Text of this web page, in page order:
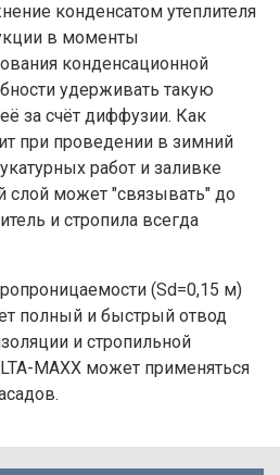
конденсатом утеплителя
в моменты
конденсационной
удерживать такую
за счёт диффузии. Как
при проведении в зимний
работ и заливке
слой может "связывать" до
и стропила всегда
(Sd=0,15 м)
полный и быстрый отвод
и стропильной
MAXX может применяться